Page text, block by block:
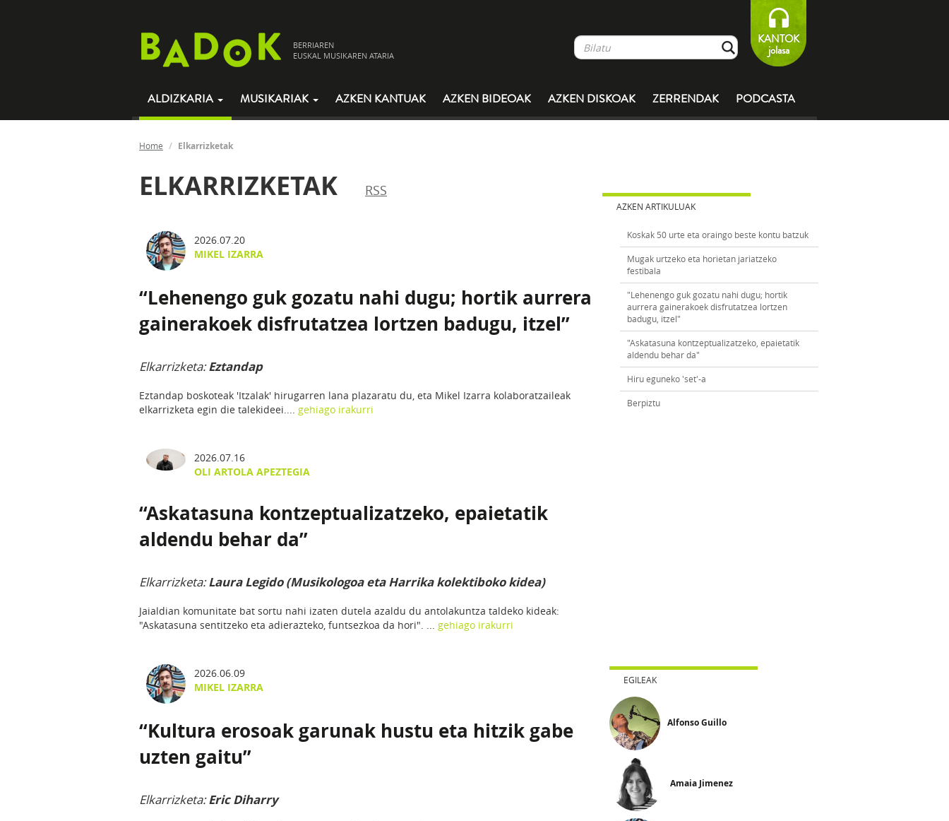
BERRIAREN
EUSKAL MUSIKAREN ATARIA
KANTOK
jolasa
ALDIZKARIA MUSIKARIAK AZKEN KANTUAK AZKEN BIDEOAK AZKEN DISKOAK ZERRENDAK PODCASTA
Home Elkarrizketak
ELKARRIZKETAK RSS
2026.07.20
MIKEL IZARRA
“Lehenengo guk gozatu nahi dugu; hortik aurrera
gainerakoek disfrutatzea lortzen badugu, itzel”
Elkarrizketa:Eztandap
Eztandap boskoteak 'Itzalak' hirugarren lana plazaratu du, eta Mikel Izarra kolaboratzaileak
elkarrizketa egin die talekideei.... gehiago irakurri
2026.07.16
OLI ARTOLA APEZTEGIA
“Askatasuna kontzeptualizatzeko, epaietatik
aldendu behar da”
Elkarrizketa:Laura Legido (Musikologoa eta Harrika kolektiboko kidea)
Jaialdian komunitate bat sortu nahi izaten dutela azaldu du antolakuntza taldeko kideak:
"Askatasuna sentitzeko eta adierazteko, funtsezkoa da hori". ... gehiago irakurri
2026.06.09
MIKEL IZARRA
“Kultura erosoak garunak hustu eta hitzik gabe
uzten gaitu”
Elkarrizketa:Eric Diharry
AZKEN ARTIKULUAK
Koskak 50 urte eta oraingo beste kontu batzuk
Mugak urtzeko eta horietan jariatzeko
festibala
"Lehenengo guk gozatu nahi dugu; hortik
aurrera gainerakoek disfrutatzea lortzen
badugu, itzel"
"Askatasuna kontzeptualizatzeko, epaietatik
aldendu behar da"
Hiru eguneko 'set'-a
Berpiztu
EGILEAK
Alfonso Guillo
Amaia Jimenez